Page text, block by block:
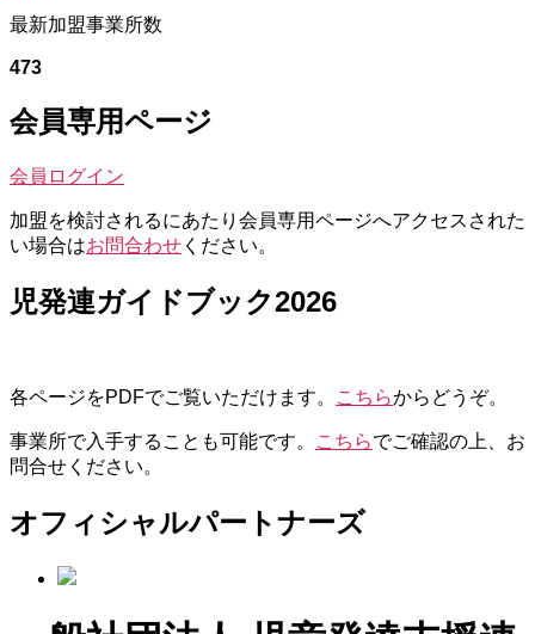
ゲ
ー
シ
ン
最新加盟事業所数
473
会員専用ページ
会員ログイン
加盟を検討されるにあたり会員専用ページへアクセスされた
い場合はお問合わせ ください。
児発連ガイドブック2026
各ページをPDFでご覧いただけます。 こちらからどうぞ。
事業所で入手することも可能です。 こちらでご確認の上、お
問合せください。
オフィシャルパートナーズ